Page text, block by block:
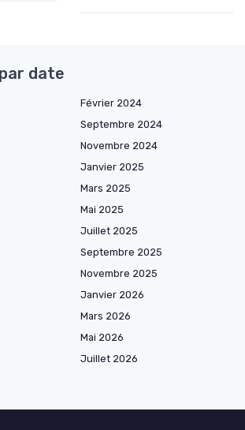
date
Février 2024
Septembre 2024
Novembre 2024
Janvier 2025
Mars 2025
Mai 2025
Juillet 2025
Septembre 2025
Novembre 2025
Janvier 2026
Mars 2026
Mai 2026
Juillet 2026